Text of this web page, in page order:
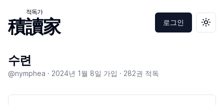
積讀家
적독가
로그인 테마
수련
@nymphea · 2024년 1월 8일 가입 · 282권 적독